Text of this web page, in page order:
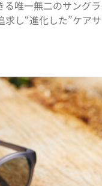
唯一無二のサング
求し“進化した”ケア